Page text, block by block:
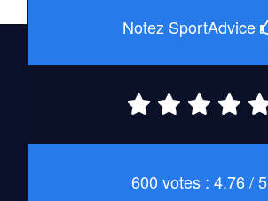
Notez SportAdvice
600 votes : 4.76 / 5